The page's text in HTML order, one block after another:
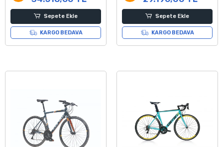
Sepete Ekle
KARGO BEDAVA
Sepete Ekle
KARGO BEDAVA